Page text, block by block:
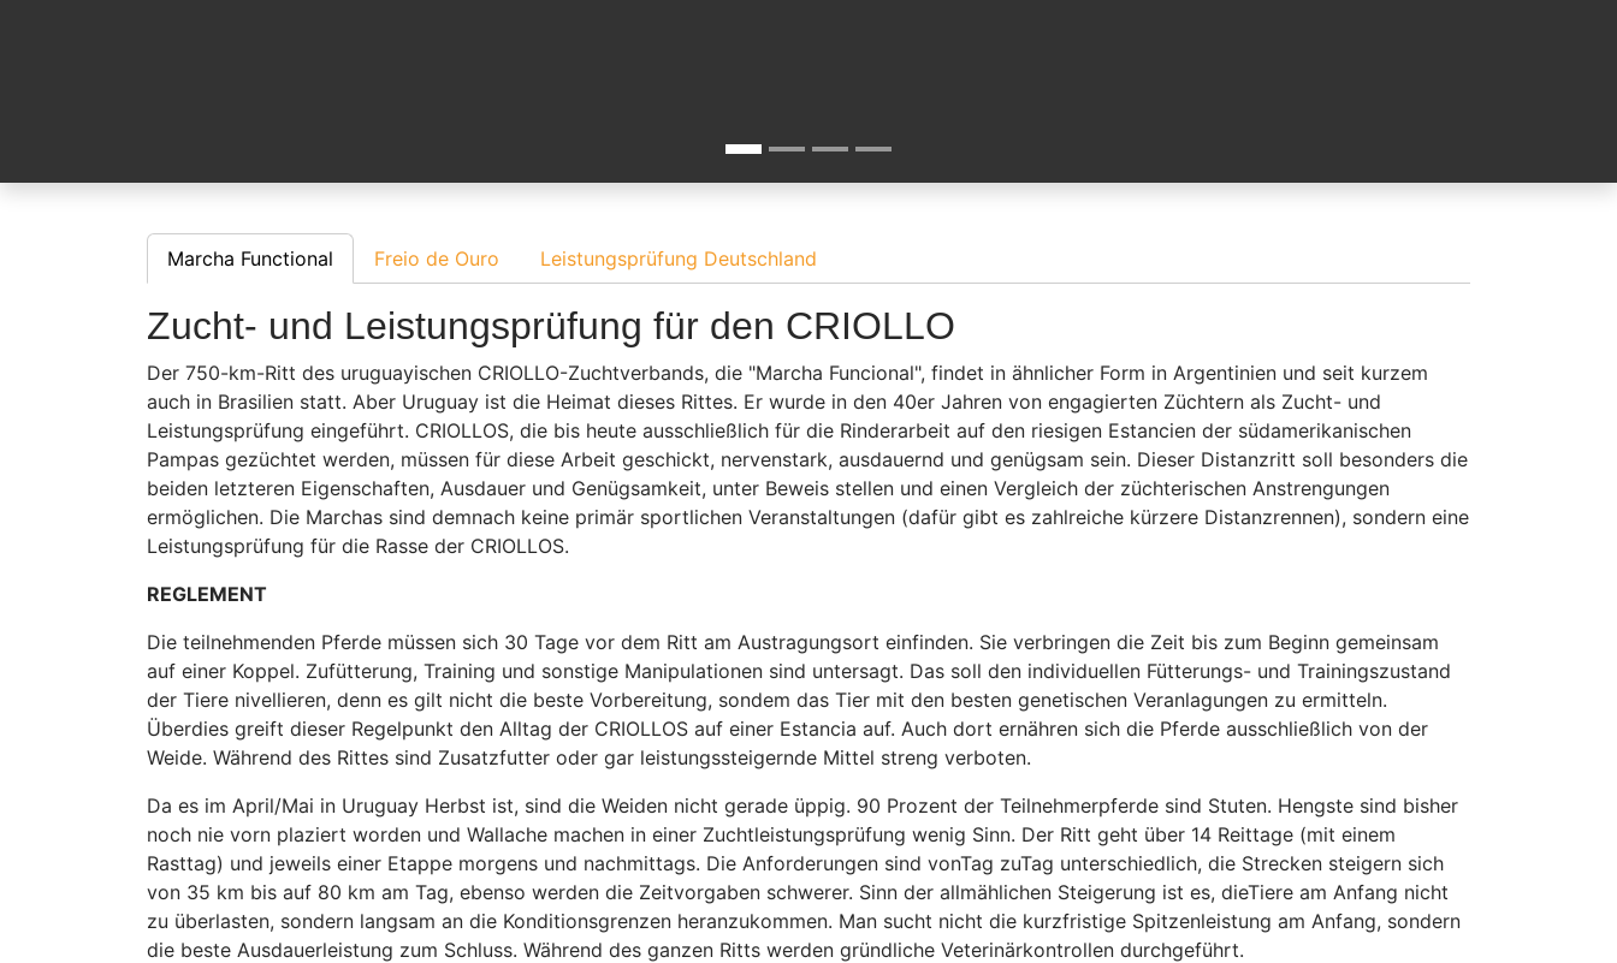
Marcha Functional Freio de Ouro Leistungsprüfung Deutschland
Zucht- und Leistungsprüfung für den CRIOLLO
Der 750-km-Ritt des uruguayischen CRIOLLO-Zuchtverbands, die "Marcha Funcional", findet in ähnlicher Form in Argentinien und seit kurzem
auch in Brasilien statt. Aber Uruguay ist die Heimat dieses Rittes. Er wurde in den 40er Jahren von engagierten Züchtern als Zucht- und
Leistungsprüfung eingeführt. CRIOLLOS, die bis heute ausschließlich für die Rinderarbeit auf den riesigen Estancien der südamerikanischen
Pampas gezüchtet werden, müssen für diese Arbeit geschickt, nervenstark, ausdauernd und genügsam sein. Dieser Distanzritt soll besonders die
beiden letzteren Eigenschaften, Ausdauer und Genügsamkeit, unter Beweis stellen und einen Vergleich der züchterischen Anstrengungen
ermöglichen. Die Marchas sind demnach keine primär sportlichen Veranstaltungen (dafür gibt es zahlreiche kürzere Distanzrennen), sondern eine
Leistungsprüfung für die Rasse der CRIOLLOS.
REGLEMENT
Die teilnehmenden Pferde müssen sich 30 Tage vor dem Ritt am Austragungsort einfinden. Sie verbringen die Zeit bis zum Beginn gemeinsam
auf einer Koppel. Zufütterung, Training und sonstige Manipulationen sind untersagt. Das soll den individuellen Fütterungs- und Trainingszustand
der Tiere nivellieren, denn es gilt nicht die beste Vorbereitung, sondem das Tier mit den besten genetischen Veranlagungen zu ermitteln.
Überdies greift dieser Regelpunkt den Alltag der CRIOLLOS auf einer Estancia auf. Auch dort ernähren sich die Pferde ausschließlich von der
Weide. Während des Rittes sind Zusatzfutter oder gar leistungssteigernde Mittel streng verboten.
Da es im April/Mai in Uruguay Herbst ist, sind die Weiden nicht gerade üppig. 90 Prozent der Teilnehmerpferde sind Stuten. Hengste sind bisher
noch nie vorn plaziert worden und Wallache machen in einer Zuchtleistungsprüfung wenig Sinn. Der Ritt geht über 14 Reittage (mit einem
Rasttag) und jeweils einer Etappe morgens und nachmittags. Die Anforderungen sind vonTag zuTag unterschiedlich, die Strecken steigern sich
von 35 km bis auf 80 km am Tag, ebenso werden die Zeitvorgaben schwerer. Sinn der allmählichen Steigerung ist es, dieTiere am Anfang nicht
zu überlasten, sondern langsam an die Konditionsgrenzen heranzukommen. Man sucht nicht die kurzfristige Spitzenleistung am Anfang, sondern
die beste Ausdauerleistung zum Schluss. Während des ganzen Ritts werden gründliche Veterinärkontrollen durchgeführt.